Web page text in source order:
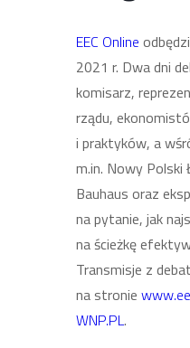
EEC Online
2021 r. Dwa dni
komisarz,
rządu,
i praktyków, a wśr
m.‌in. Nowy Polski
Bauhaus oraz
na pytanie, jak
na ścieżkę
Transmisje z
na stronie
WNP.PL.